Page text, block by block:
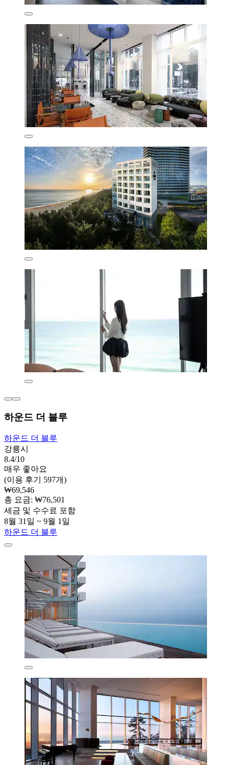
하운드 더 블루
하운드 더 블루
강릉시
8.4/10
매우 좋아요
(이용 후기 597개)
₩69,546
총 요금: ₩76,501
세금 및 수수료 포함
8월 31일 ~ 9월 1일
하운드 더 블루